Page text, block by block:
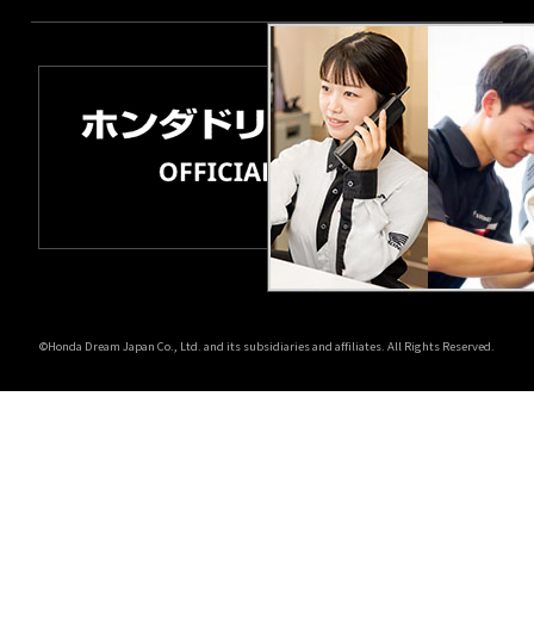
©Honda Dream Japan Co., Ltd. and its subsidiaries and affiliates. All Rights Reserved.